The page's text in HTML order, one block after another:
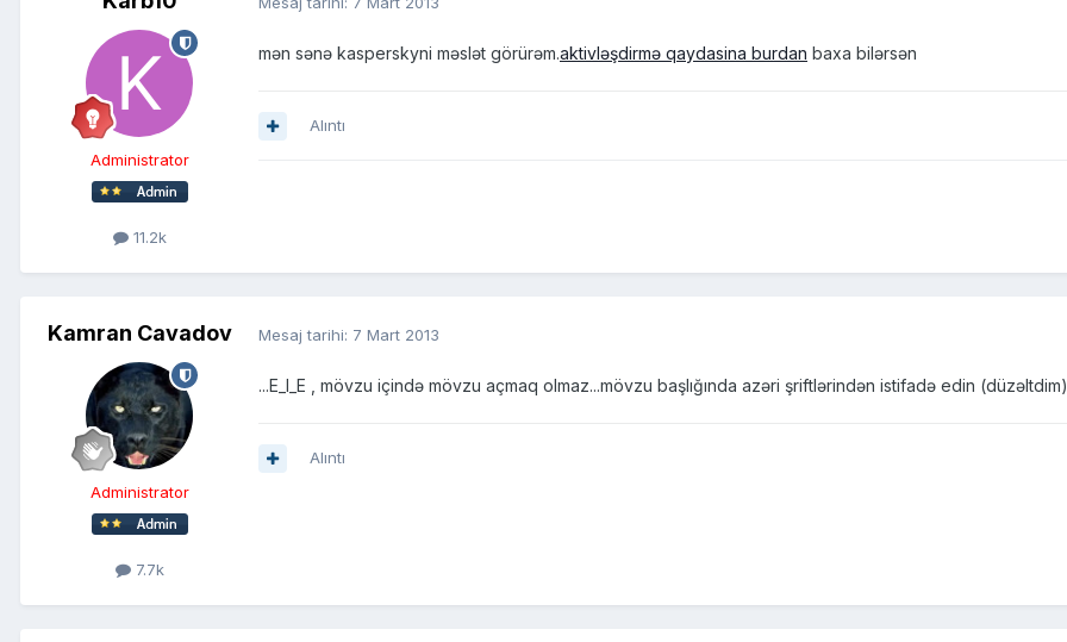
Administrator
11.2k
mən sənə kasperskyni məslət görürəm.aktivləşdirmə qaydasina burdan baxa bilərsən
Alıntı
Kamran Cavadov
Administrator
7.7k
Mesaj tarihi: 7 Mart 2013
...E_I_E , mövzu içində mövzu açmaq olmaz...mövzu başlığında azəri şriftlərindən istifadə edin
Alıntı